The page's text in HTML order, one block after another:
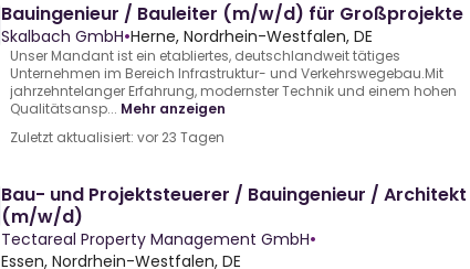
Bauingenieur / Bauleiter (m/w/d) für Großprojekte
Skalbach GmbH•Herne, Nordrhein-Westfalen, DE
Unser Mandant ist ein etabliertes, deutschlandweit tätiges
Unternehmen im Bereich Infrastruktur- und Verkehrswegebau.Mit
jahrzehntelanger Erfahrung, modernster Technik und einem hohen
Qualitätsansp... Mehr anzeigen
Zuletzt aktualisiert: vor 23 Tagen
Bau- und Projektsteuerer / Bauingenieur / Architekt
(m/w/d)
Tectareal Property Management GmbH•
Essen, Nordrhein-Westfalen, DE